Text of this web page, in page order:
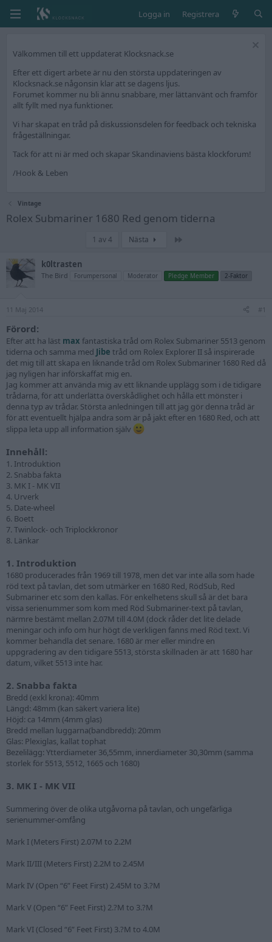
Logga in Registrera
Välkommen till ett uppdaterat Klocksnack.se
Efter ett digert arbete är nu den största uppdateringen av
Klocksnack.se någonsin klar att se dagens ljus.
Forumet kommer nu bli ännu snabbare, mer lättanvänt och framför
allt fyllt med nya funktioner.
Vi har skapat en tråd på diskussionsdelen för feedback och tekniska
frågeställningar.
Tack för att ni är med och skapar Skandinaviens bästa klockforum!
/Hook & Leben
Vintage
Rolex Submariner 1680 Red genom tiderna
1 av 4 Nästa
k0ltrasten
The Bird Forumpersonal Moderator Pledge Member 2-Faktor
11 Maj 2014 #1
Förord:
Efter att ha läst max fantastiska tråd om Rolex Submariner 5513 genom
tiderna och samma med Jibe tråd om Rolex Explorer II så inspirerade
det mig till att skapa en liknande tråd om Rolex Submariner 1680 Red då
jag nyligen har införskaffat mig en.
Jag kommer att använda mig av ett liknande upplägg som i de tidigare
trådarna, för att underlätta överskådlighet och hålla ett mönster i
denna typ av trådar. Största anledningen till att jag gör denna tråd är
för att eventuellt hjälpa andra som är på jakt efter en 1680 Red, och att
slippa leta upp all information själv
Innehåll:
1. Introduktion
2. Snabba fakta
3. MK I - MK VII
4. Urverk
5. Date-wheel
6. Boett
7. Twinlock- och Triplockkronor
8. Länkar
1. Introduktion
1680 producerades från 1969 till 1978, men det var inte alla som hade
röd text på tavlan, det som utmärker en 1680 Red, RödSub, Red
Submariner etc som den kallas. För enkelhetens skull så är det bara
vissa serienummer som kom med Röd Submariner-text på tavlan,
närmre bestämt mellan 2.07M till 4.0M (dock råder det lite delade
meningar och info om hur högt de verkligen fanns med Röd text. Vi
kommer behandla det senare. 1680 är mer eller mindre en
uppgradering av den tidigare 5513, största skillnaden är att 1680 har
datum, vilket 5513 inte har.
2. Snabba fakta
Bredd (exkl krona): 40mm
Längd: 48mm (kan säkert variera lite)
Höjd: ca 14mm (4mm glas)
Bredd mellan luggarna(bandbredd): 20mm
Glas: Plexiglas, kallat tophat
Bezelilägg: Ytterdiameter 36,55mm, innerdiameter 30,30mm (samma
storlek för 5513, 5512, 1665 och 1680)
3. MK I - MK VII
Summering över de olika utgåvorna på tavlan, och ungefärliga
serienummer-omfång
Mark I (Meters First) 2.07M to 2.2M
Mark II/III (Meters First) 2.2M to 2.45M
Mark IV (Open “6” Feet First) 2.45M to 3.?M
Mark V (Open “6” Feet First) 2.?M to 3.?M
Mark VI (Closed “6” Feet First) 3.?M to 4.0M